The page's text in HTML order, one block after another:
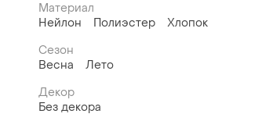
Материал
Нейлон
Полиэстер Хлопок
Сезон
Весна
Лето
Декор
Без декора